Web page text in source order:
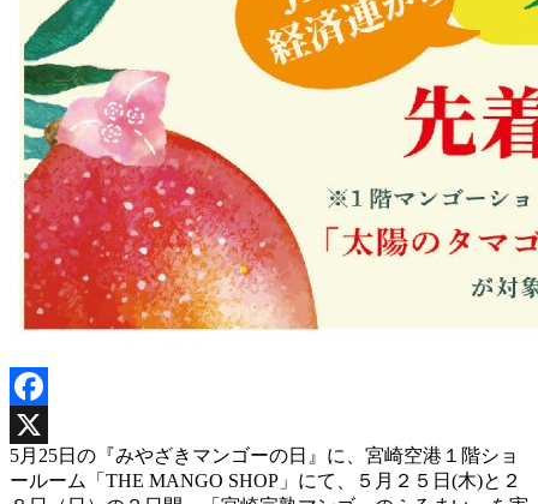
Facebook
X
5月25日の『みやざきマンゴーの日』に、宮崎空港１階ショ
ールーム「THE MANGO SHOP」にて、５月２５日(木)と２